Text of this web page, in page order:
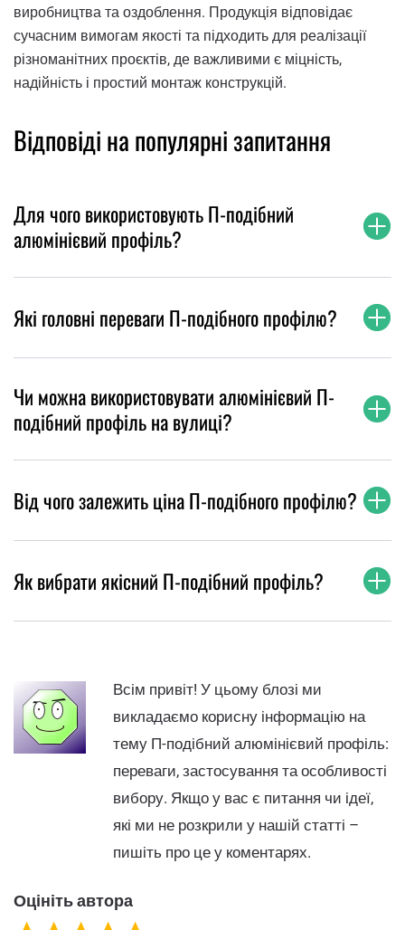
виробництва та оздоблення. Продукція відповідає
сучасним вимогам якості та підходить для реалізації
різноманітних проєктів, де важливими є міцність,
надійність і простий монтаж конструкцій.
Відповіді на популярні запитання
Для чого використовують П-подібний
алюмінієвий профіль?
Які головні переваги П-подібного профілю?
Чи можна використовувати алюмінієвий П-
подібний профіль на вулиці?
Від чого залежить ціна П-подібного профілю?
Як вибрати якісний П-подібний профіль?
Всім привіт! У цьому блозі ми
викладаємо корисну інформацію на
тему П-подібний алюмінієвий профіль:
переваги, застосування та особливості
вибору. Якщо у вас є питання чи ідеї,
які ми не розкрили у нашій статті –
пишіть про це у коментарях.
Оцініть автора